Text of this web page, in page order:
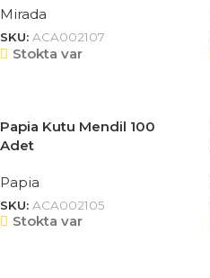
Mirada
SKU: ACA002107
Stokta var
Papia Kutu Mendil 100
Adet
Papia
SKU: ACA002105
Stokta var